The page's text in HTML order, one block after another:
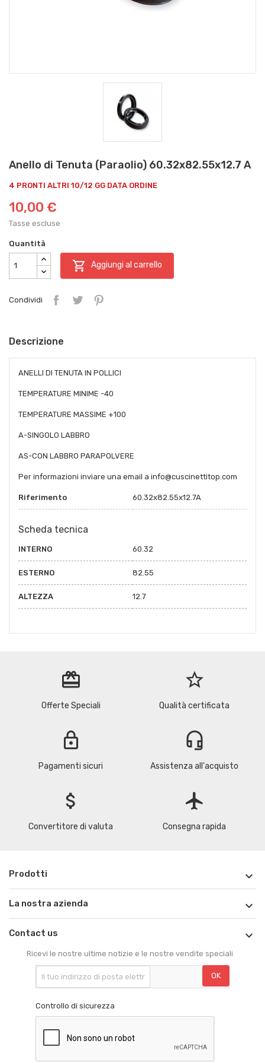
Anello di Tenuta (Paraolio) 60.32x82.55x12.7 A
4 PRONTI ALTRI 10/12 GG DATA ORDINE
10,00 €
Tasse escluse
Quantità
 Aggiungi al carrello
Condividi
Descrizione
ANELLI DI TENUTA IN POLLICI
TEMPERATURE MINIME -40
TEMPERATURE MASSIME +100
A-SINGOLO LABBRO
AS-CON LABBRO PARAPOLVERE
Per informazioni inviare una email a info@cuscinettitop.com
Riferimento 60.32x82.55x12.7A
Scheda tecnica
INTERNO 60.32
ESTERNO 82.55
ALTEZZA 12.7
redeem
Offerte Speciali
star_border
Qualità certificata
lock
Pagamenti sicuri
headset_mic
Assistenza all'acquisto
attach_money
Convertitore di valuta
flight
Consegna rapida
Prodotti 
La nostra azienda 
Contact us 
Ricevi le nostre ultime notizie e le nostre vendite speciali
Controllo di sicurezza